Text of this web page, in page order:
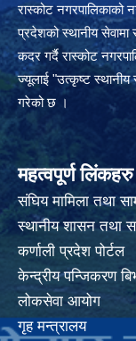
रास्कोट
प्रदेशको स्थानीय सेवामा
कदर गर्दै रास्कोट
ज्यूलाई "उत्कृष्ट स्थानीय
गरेको छ ।
महत्वपूर्ण लिंकहरु
संघिय मामिला तथा
स्थानीय शासन तथा
कर्णाली प्रदेश पोर्टल
केन्द्रीय पन्जिकरण
लोकसेवा आयोग
गृह मन्त्रालय